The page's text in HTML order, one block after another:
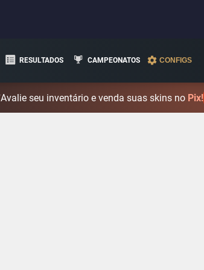
RESULTADOS CAMPEONATOS CONFIGS
Avalie seu inventário e venda suas skins no Pix!